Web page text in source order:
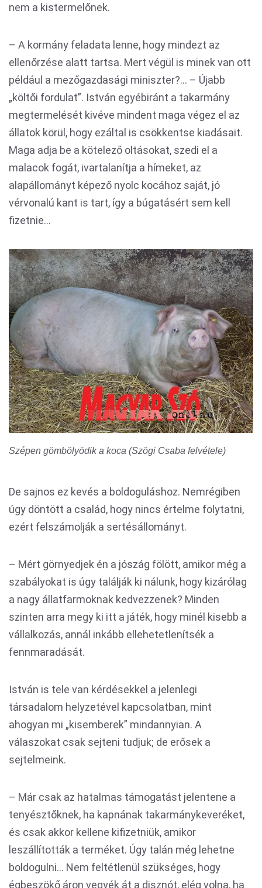
nem a kistermelőnek.
– A kormány feladata lenne, hogy mindezt az
ellenőrzése alatt tartsa. Mert végül is minek van ott
például a mezőgazdasági miniszter?... – Újabb
„költői fordulat”. István egyébiránt a takarmány
megtermelését kivéve mindent maga végez el az
állatok körül, hogy ezáltal is csökkentse kiadásait.
Maga adja be a kötelező oltásokat, szedi el a
malacok fogát, ivartalanítja a hímeket, az
alapállományt képező nyolc kocához saját, jó
vérvonalú kant is tart, így a búgatásért sem kell
fizetnie...
Szépen gömbölyödik a koca (Szögi Csaba felvétele)
De sajnos ez kevés a boldoguláshoz. Nemrégiben
úgy döntött a család, hogy nincs értelme folytatni,
ezért felszámolják a sertésállományt.
– Mért görnyedjek én a jószág fölött, amikor még a
szabályokat is úgy találják ki nálunk, hogy kizárólag
a nagy állatfarmoknak kedvezzenek? Minden
szinten arra megy ki itt a játék, hogy minél kisebb a
vállalkozás, annál inkább ellehetetlenítsék a
fennmaradását.
István is tele van kérdésekkel a jelenlegi
társadalom helyzetével kapcsolatban, mint
ahogyan mi „kisemberek” mindannyian. A
válaszokat csak sejteni tudjuk; de erősek a
sejtelmeink.
– Már csak az hatalmas támogatást jelentene a
tenyésztőknek, ha kapnának takarmánykeveréket,
és csak akkor kellene kifizetniük, amikor
leszállították a terméket. Úgy talán még lehetne
boldogulni... Nem feltétlenül szükséges, hogy
égbeszökő áron vegyék át a disznót, elég volna, ha